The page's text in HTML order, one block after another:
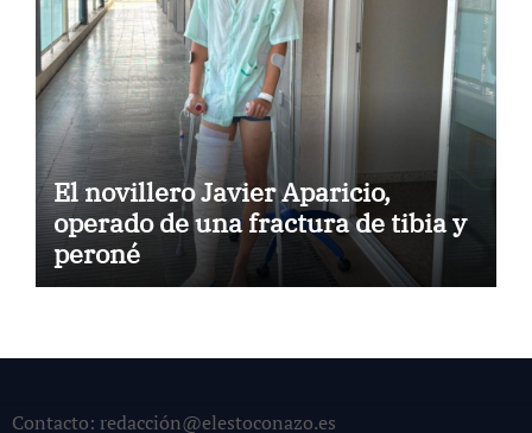
El novillero Javier Aparicio,
operado de una fractura de tibia y
peroné
Contacto: redacción@elestoconazo.es